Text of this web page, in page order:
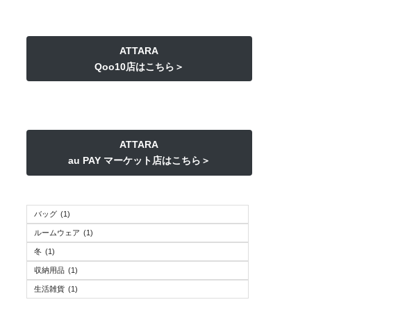
ATTARA
Qoo10店はこちら＞
ATTARA
au PAY マーケット店はこちら＞
バッグ (1)
ルームウェア (1)
冬 (1)
収納用品 (1)
生活雑貨 (1)